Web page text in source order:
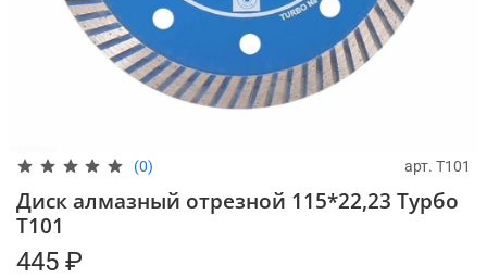
(0) арт. T101
Диск алмазный отрезной 115*22,23 Турбо
T101
445 ₽